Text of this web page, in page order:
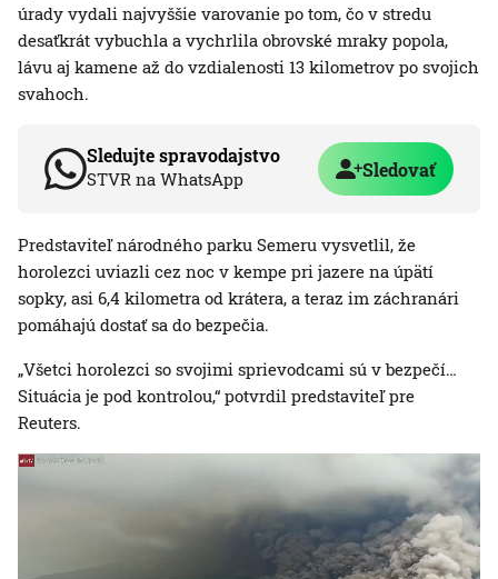
úrady vydali najvyššie varovanie po tom, čo v stredu
desaťkrát vybuchla a vychrlila obrovské mraky popola,
lávu aj kamene až do vzdialenosti 13 kilometrov po svojich
svahoch.
Sledujte spravodajstvo
STVR na WhatsApp Sledovať
Predstaviteľ národného parku Semeru vysvetlil, že
horolezci uviazli cez noc v kempe pri jazere na úpätí
sopky, asi 6,4 kilometra od krátera, a teraz im záchranári
pomáhajú dostať sa do bezpečia.
„Všetci horolezci so svojimi sprievodcami sú v bezpečí…
Situácia je pod kontrolou,“ potvrdil predstaviteľ pre
Reuters.